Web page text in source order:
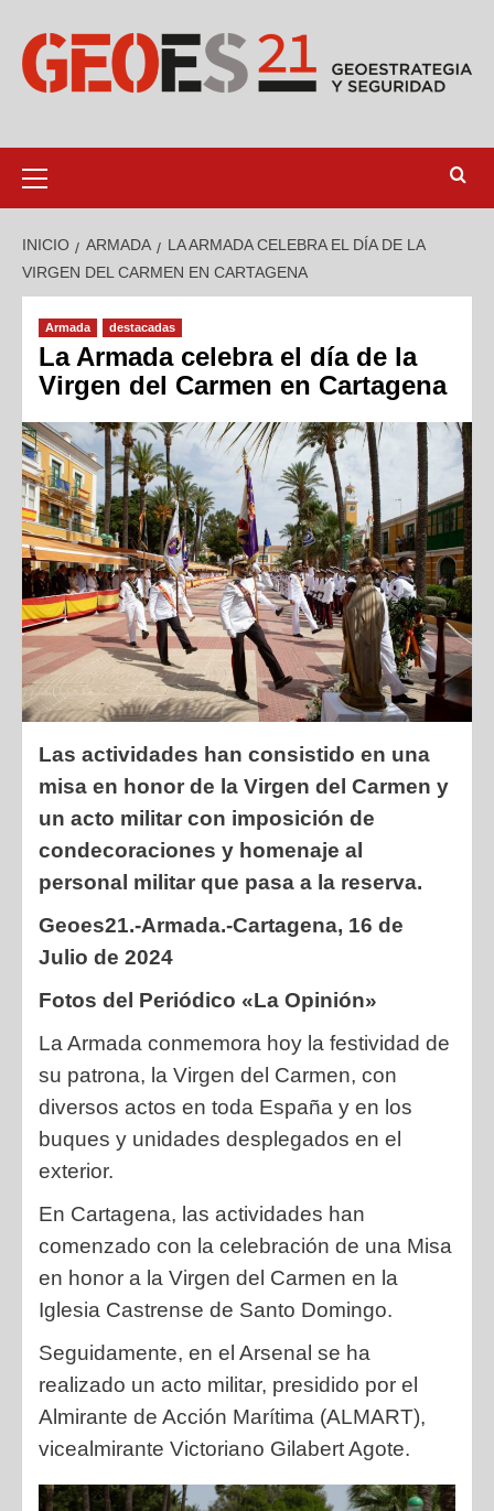
INICIO ARMADA
LA ARMADA CELEBRA EL DÍA DE LA
VIRGEN DEL CARMEN EN CARTAGENA
Armada destacadas
La Armada celebra el día de la
Virgen del Carmen en Cartagena
Las actividades han consistido en una
misa en honor de la Virgen del Carmen y
un acto militar con imposición de
condecoraciones y homenaje al
personal militar que pasa a la reserva.
Geoes21.-Armada.-Cartagena, 16 de
Julio de 2024
Fotos del Periódico «La Opinión»
La Armada conmemora hoy la festividad de
su patrona, la Virgen del Carmen, con
diversos actos en toda España y en los
buques y unidades desplegados en el
exterior.
En Cartagena, las actividades han
comenzado con la celebración de una Misa
en honor a la Virgen del Carmen en la
Iglesia Castrense de Santo Domingo.
Seguidamente, en el Arsenal se ha
realizado un acto militar, presidido por el
Almirante de Acción Marítima (ALMART),
vicealmirante Victoriano Gilabert Agote.